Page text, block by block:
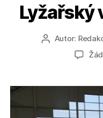
Lyžařský
Autor
příspěvku
Autor: